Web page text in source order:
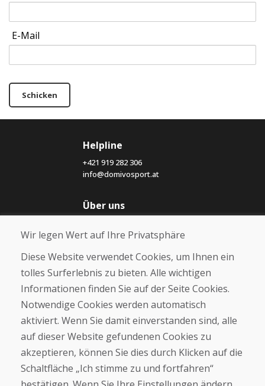
E-Mail
Schicken
Helpline
+421 919 282 306
info@domivosport.at
Über uns
Über uns
Kontakt
Kaufen
E-Shop
Geschäftsbedingungen
Zahlung
Beschwerde
Rückgabe und Umtausch von Waren
Wir legen Wert auf Ihre Privatsphäre
Diese Website verwendet Cookies, um Ihnen ein
tolles Surferlebnis zu bieten. Alle wichtigen
Informationen finden Sie auf der Seite Cookies.
Notwendige Cookies werden automatisch
aktiviert. Wenn Sie damit einverstanden sind, alle
auf dieser Website gefundenen Cookies zu
akzeptieren, können Sie dies durch Klicken auf die
Schaltfläche „Ich stimme zu und fortfahren“